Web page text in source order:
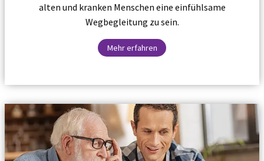
alten und kranken Menschen eine einfühlsame
Wegbegleitung zu sein.
Mehr erfahren